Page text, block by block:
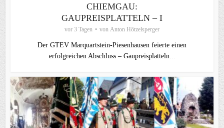
CHIEMGAU:
GAUPREISPLATTELN – I
vor 3 Tagen von Anton Hötzelsperger
Der GTEV Marquartstein-Piesenhausen feierte einen
erfolgreichen Abschluss – Gaupreisplatteln...